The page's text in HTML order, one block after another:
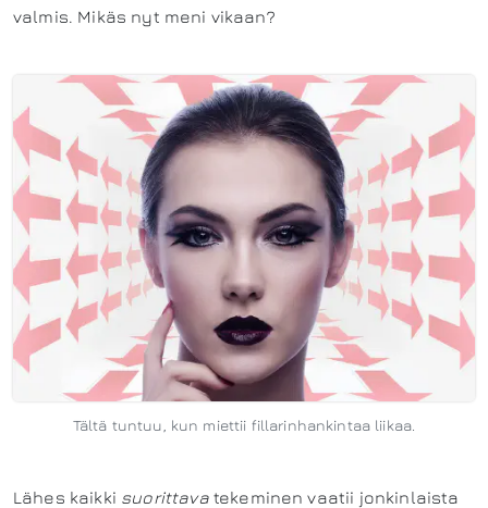
valmis. Mikäs nyt meni vikaan?
Tältä tuntuu, kun miettii fillarinhankintaa liikaa.
Lähes kaikki suorittavatekeminen vaatii jonkinlaista